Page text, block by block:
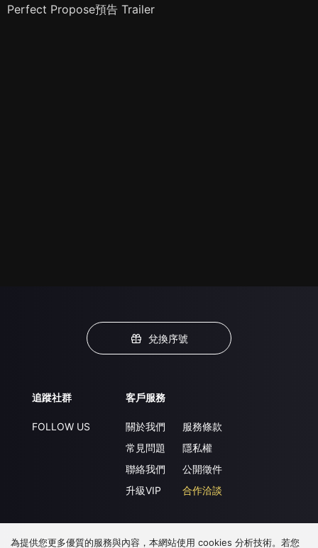
Perfect Propose預告 Trailer
兌換序號
追蹤社群
FOLLOW US
客戶服務
關於我們
常見問題
聯絡我們
升級VIP
服務條款
隱私權
公開徵件
合作洽談
下載 APP
為提供您更多優質的服務與內容，本網站使用 cookies 分析技術。若您